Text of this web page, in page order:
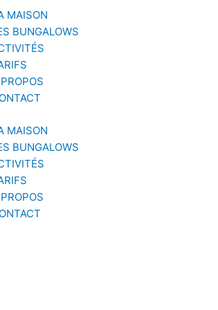
MAISON
BUNGALOWS
MAISON
BUNGALOWS